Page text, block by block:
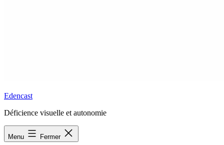
Edencast
Déficience visuelle et autonomie
Menu Fermer